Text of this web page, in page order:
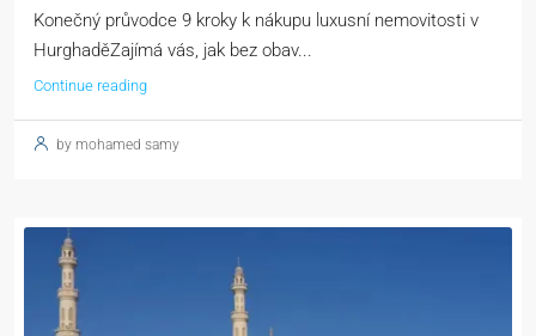
Konečný průvodce 9 kroky k nákupu luxusní nemovitosti v
HurghaděZajímá vás, jak bez obav...
Continue reading
by mohamed samy